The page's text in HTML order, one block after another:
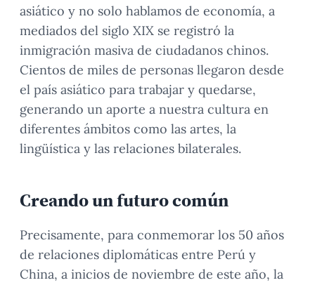
asiático y no solo hablamos de economía, a
mediados del siglo XIX se registró la
inmigración masiva de ciudadanos chinos.
Cientos de miles de personas llegaron desde
el país asiático para trabajar y quedarse,
generando un aporte a nuestra cultura en
diferentes ámbitos como las artes, la
lingüística y las relaciones bilaterales.
Creando un futuro común
Precisamente, para conmemorar los 50 años
de relaciones diplomáticas entre Perú y
China, a inicios de noviembre de este año, la